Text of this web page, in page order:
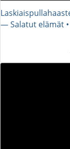
― Salatut elämät